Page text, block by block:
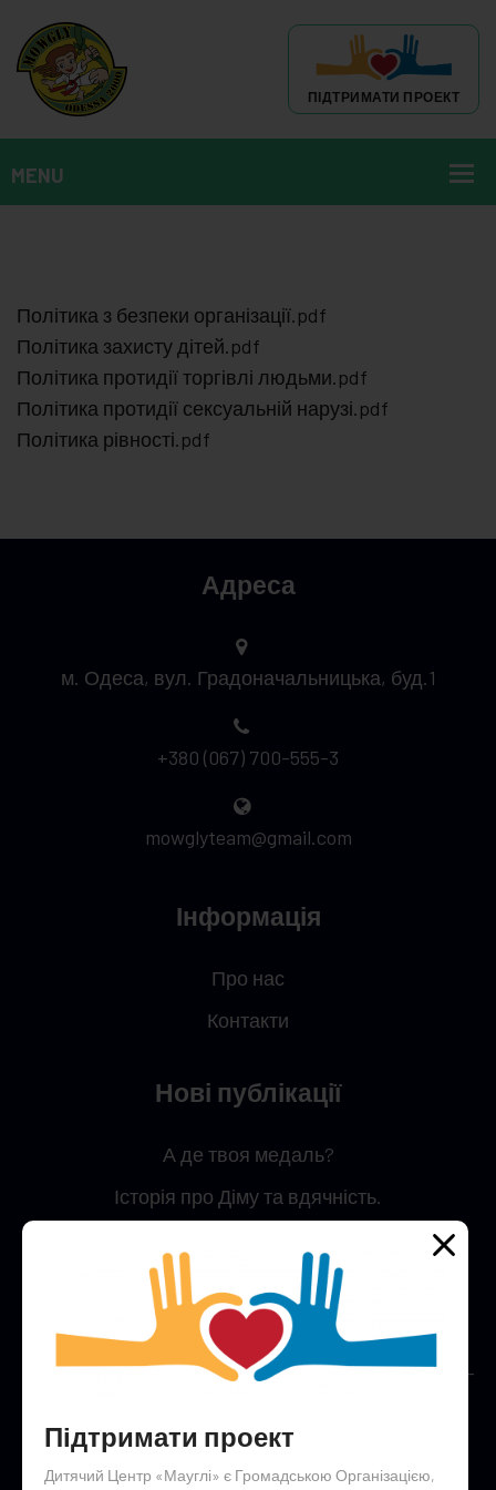
ПІДТРИМАТИ ПРОЕКТ
Політика з безпеки організації.pdf
Політика захисту дітей.pdf
Політика протидії торгівлі людьми.pdf
Політика протидії сексуальній нарузі.pdf
Політика рівності.pdf
Адреса
м. Одеса, вул. Градоначальницька, буд.1
+380 (067) 700-555-3
mowglyteam@gmail.com
Інформація
Про нас
Контакти
Нові публікації
А де твоя медаль?
Історія про Діму та вдячність.
Анонси подій
Конкурс малюнку крейдою на асфальті “Україна –
Гостинна юрта незламності
Підтримати проект
Дитячий Центр «Мауглі» є Громадською Організацією,